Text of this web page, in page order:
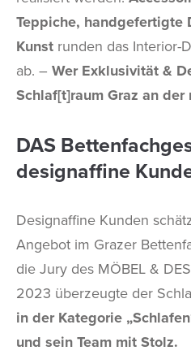
Teppiche, handgefertigte
Kunst runden das Interior-
ab. – Wer Exklusivität &
Schlaf[t]raum Graz an
DAS
designaffine
Designaffine Kunden
Angebot im Grazer
die Jury des MÖBEL &
2023 überzeugte der
in der Kategorie
und sein Team mit Stolz.